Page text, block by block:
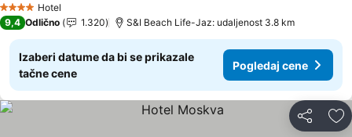
4 ZvezdiceHotel
9,4 Odlično 1.320 S&I Beach Life-Jaz: udaljenost 3.8 km
Izaberi datume da bi se prikazale
tačne cene
Pogledaj cene
Deli